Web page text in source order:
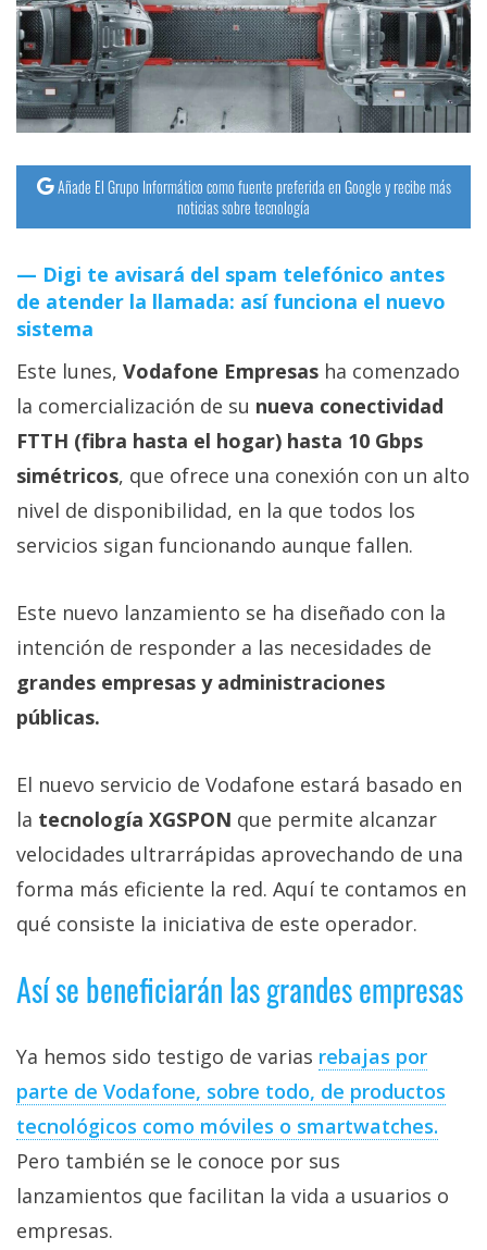
Operadores
Trucos
y
Tutoriales
Sistemas
operativos
Profesional
+
Más
temas
Foros
Contacto
Sobre
nosotros
/
Publicidad
/
Cambiar
opciones
privacidad
Aviso
Legal
El medio de
comunicación
encontrarás
noticias sobre
Añade El Grupo Informático como fuente preferida en Google y recibe más
noticias sobre tecnología
Digi te avisará del spam telefónico antes
de atender la llamada: así funciona el nuevo
sistema
Este lunes, Vodafone Empresas ha comenzado
la comercialización de su nueva conectividad
FTTH (fibra hasta el hogar) hasta 10 Gbps
simétricos, que ofrece una conexión con un alto
nivel de disponibilidad, en la que todos los
servicios sigan funcionando aunque fallen.
Este nuevo lanzamiento se ha diseñado con la
intención de responder a las necesidades de
grandes empresas y administraciones
públicas.
El nuevo servicio de Vodafone estará basado en
la tecnología XGSPON que permite alcanzar
velocidades ultrarrápidas aprovechando de una
forma más eficiente la red. Aquí te contamos en
qué consiste la iniciativa de este operador.
Así se beneficiarán las grandes empresas
Ya hemos sido testigo de varias rebajas por
parte de Vodafone, sobre todo, de productos
tecnológicos como móviles o smartwatches.
Pero también se le conoce por sus
lanzamientos que facilitan la vida a usuarios o
empresas.